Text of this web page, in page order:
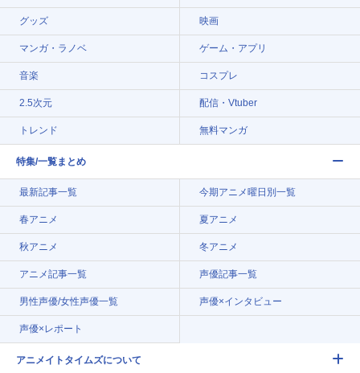
グッズ 映画
マンガ・ラノベ ゲーム・アプリ
音楽 コスプレ
2.5次元 配信・Vtuber
トレンド 無料マンガ
特集/一覧まとめ
最新記事一覧 今期アニメ曜日別一覧
春アニメ 夏アニメ
秋アニメ 冬アニメ
アニメ記事一覧 声優記事一覧
男性声優/女性声優一覧 声優×インタビュー
声優×レポート
アニメイトタイムズについて